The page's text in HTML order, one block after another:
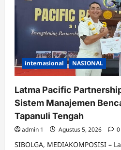
Jadi
Narasumber
Capacity
Building
LLDIKTI
Wilayah
VII
internasional NASIONAL
Latma Pacific
Sistem Manajemen
Tapanuli Tengah
admin 1 Agustus 5, 2026 0
SIBOLGA, MEDIAKOMPOSISI –